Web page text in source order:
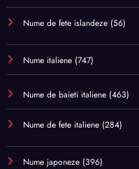
Nume de fete islandeze (56)
Nume italiene (747)
Nume de baieti italiene (463)
Nume de fete italiene (284)
Nume japoneze (396)